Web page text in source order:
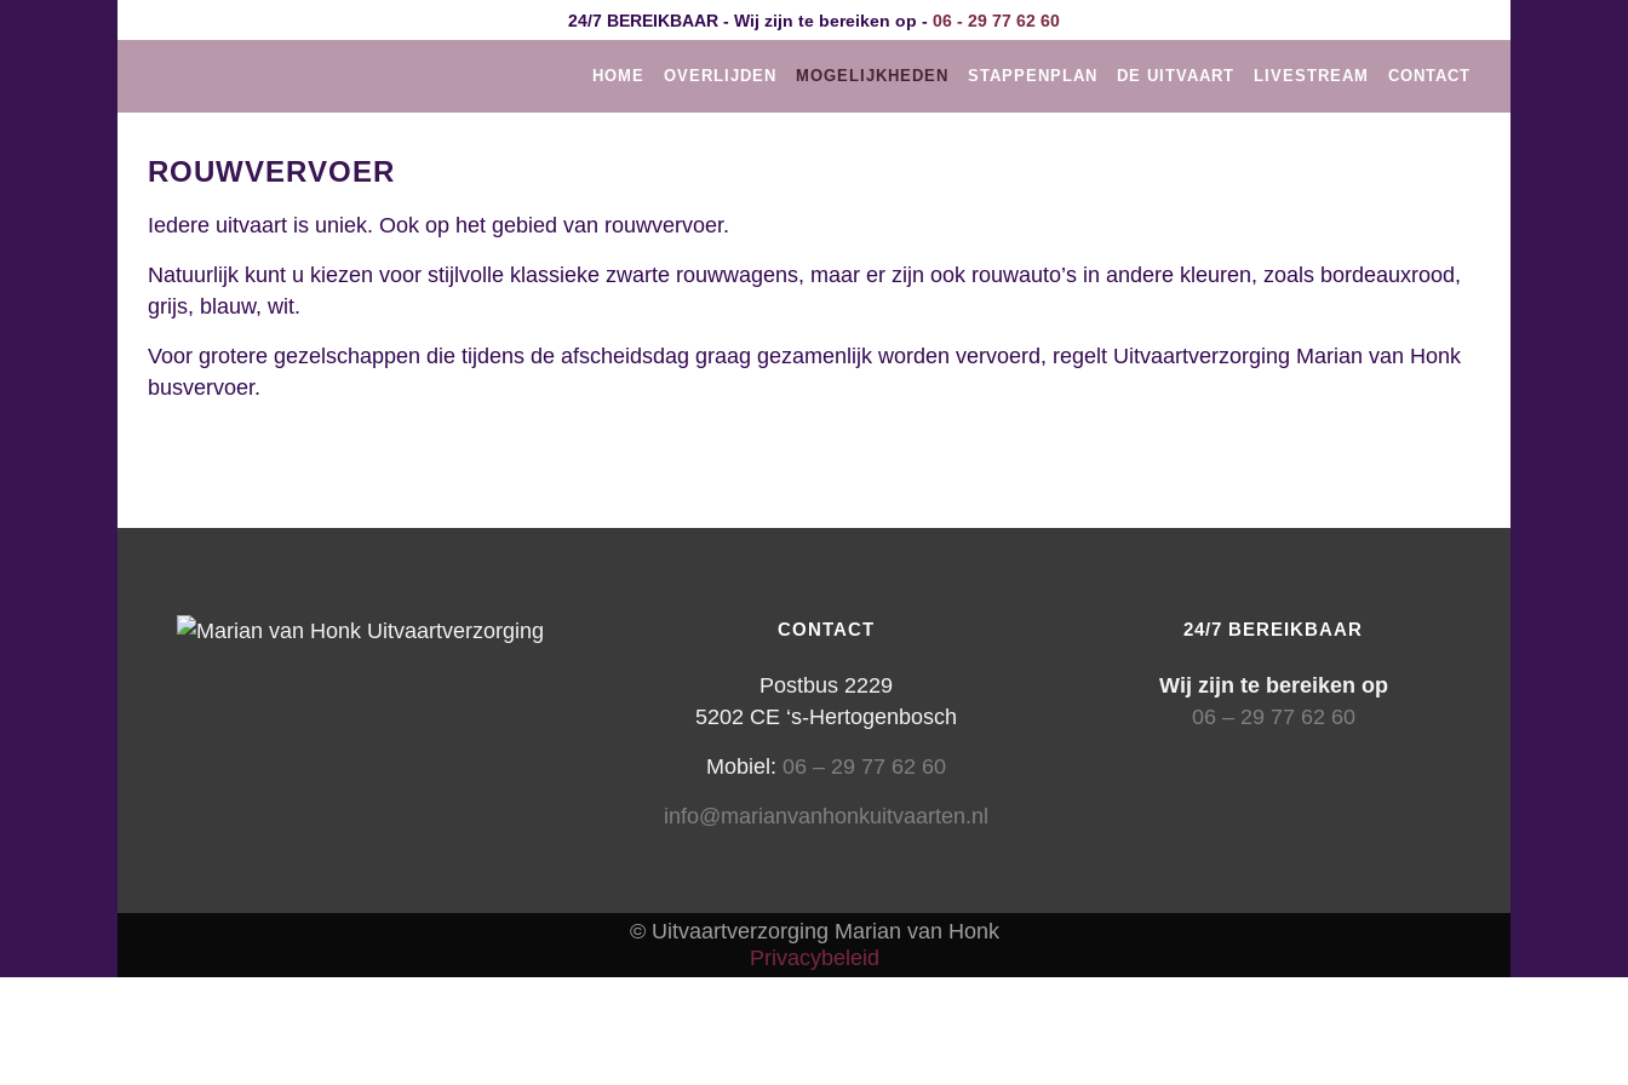
24/7 BEREIKBAAR - Wij zijn te bereiken op - 06 ‑ 29 77 62 60
HOME OVERLIJDEN MOGELIJKHEDEN STAPPENPLAN DE UITVAART LIVESTREAM CONTACT
ROUWVERVOER
Iedere uitvaart is uniek. Ook op het gebied van rouwvervoer.
Natuurlijk kunt u kiezen voor stijlvolle klassieke zwarte rouwwagens, maar er zijn ook rouwauto’s in andere kleuren, zoals bordeauxrood,
grijs, blauw, wit.
Voor grotere gezelschappen die tijdens de afscheidsdag graag gezamenlijk worden vervoerd, regelt Uitvaartverzorging Marian van Honk
busvervoer.
CONTACT
Postbus 2229
5202 CE ‘s-Hertogenbosch
Mobiel: 06 – 29 77 62 60
info@marianvanhonkuitvaarten.nl
24/7 BEREIKBAAR
Wij zijn te bereiken op
06 – 29 77 62 60
© Uitvaartverzorging Marian van Honk
Privacybeleid